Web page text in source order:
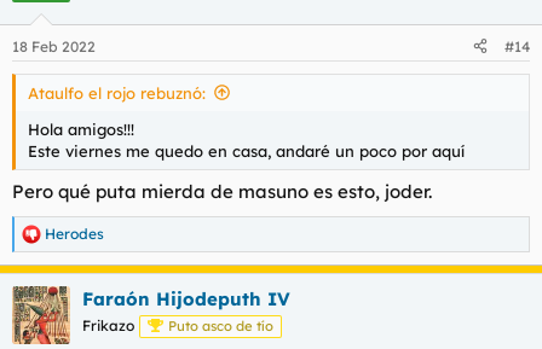
e
s
18 Feb 2022 #14
Ataulfo el rojo rebuznó:
Hola amigos!!!
Este viernes me quedo en casa, andaré un poco por aquí
Pero qué puta mierda de masuno es esto, joder.
R
e
a
c
c
i
Herodes
Faraón Hijodeputh IV
Frikazo Puto asco de tío